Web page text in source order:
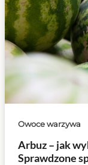
Owoce warzywa
Arbuz – jak
Sprawdzone